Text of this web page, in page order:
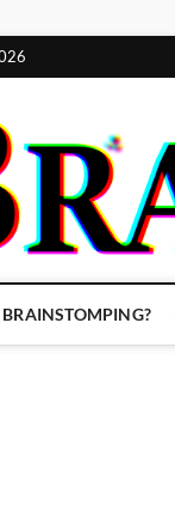
BRAINSTOMPING?